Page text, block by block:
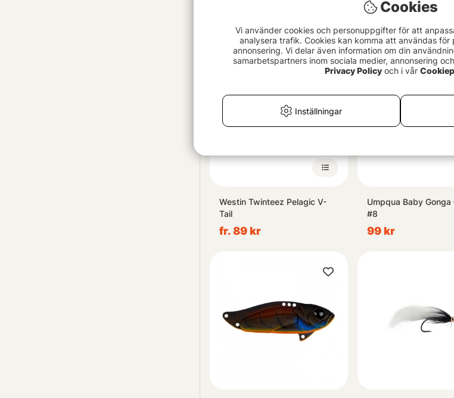
(5-pack)
fr. 49 kr fr. 49 kr
Westin Twinteez Pelagic V-
Tail
fr. 89 kr
Umpqua Baby Gonga
#8
99 kr
Cookies
Vi använder cookies och personuppgifter för att
analysera trafik. Cookies kan komma att användas för
annonsering. Vi delar även information om din
samarbetspartners inom sociala medier, annonsering
Privacy Policyoch i vår
Inställningar